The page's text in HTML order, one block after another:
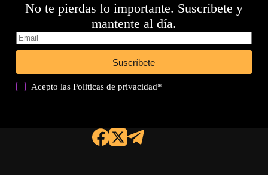
No te pierdas lo importante. Suscríbete y
mantente al día.
Suscríbete
Acepto lasPoliticas de privacidad*